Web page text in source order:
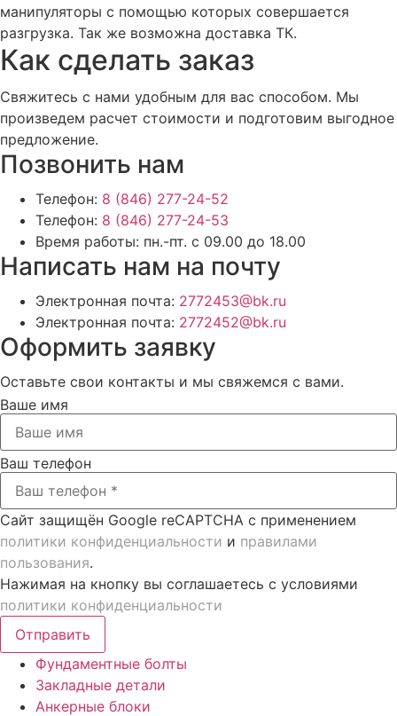
манипуляторы с помощью которых совершается
разгрузка. Так же возможна доставка ТК.
Как сделать заказ
Свяжитесь с нами удобным для вас способом. Мы
произведем расчет стоимости и подготовим выгодное
предложение.
Позвонить нам
Телефон: 8 (846) 277-24-52
Телефон: 8 (846) 277-24-53
Время работы: пн.-пт. с 09.00 до 18.00
Написать нам на почту
Электронная почта: 2772453@bk.ru
Электронная почта: 2772452@bk.ru
Оформить заявку
Оставьте свои контакты и мы свяжемся с вами.
Ваше имя
Ваш телефон
Сайт защищён Google reCAPTCHA с применением
политики конфиденциальности и правилами
пользования.
Нажимая на кнопку вы соглашаетесь с условиями
политики конфиденциальности
Отправить
Фундаментные болты
Закладные детали
Анкерные блоки